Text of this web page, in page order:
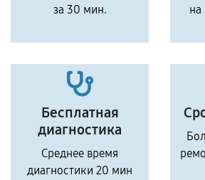
за 30 мин.
на
Бесплатная
диагностика
Среднее время
диагностики 20 мин